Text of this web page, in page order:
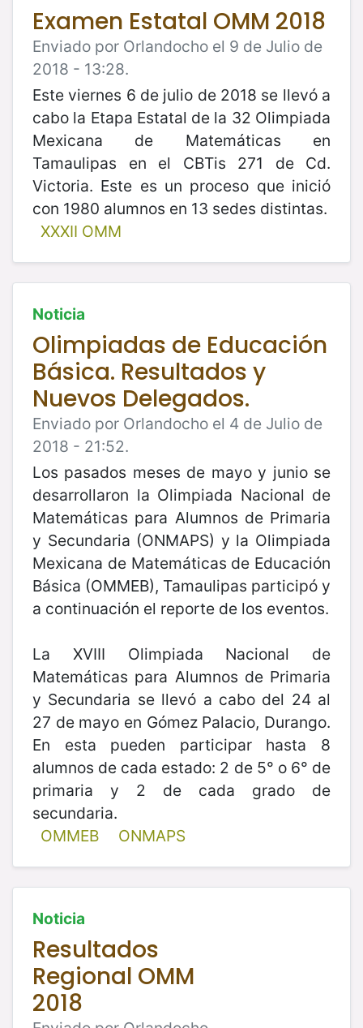
Examen Estatal OMM 2018
Enviado por Orlandocho el 9 de Julio de
2018 - 13:28.
Este viernes 6 de julio de 2018 se llevó a
cabo la Etapa Estatal de la 32 Olimpiada
Mexicana de Matemáticas en
Tamaulipas en el CBTis 271 de Cd.
Victoria. Este es un proceso que inició
con 1980 alumnos en 13 sedes distintas.
XXXII OMM
Noticia
Olimpiadas de Educación
Básica. Resultados y
Nuevos Delegados.
Enviado por Orlandocho el 4 de Julio de
2018 - 21:52.
Los pasados meses de mayo y junio se
desarrollaron la Olimpiada Nacional de
Matemáticas para Alumnos de Primaria
y Secundaria (ONMAPS) y la Olimpiada
Mexicana de Matemáticas de Educación
Básica (OMMEB), Tamaulipas participó y
a continuación el reporte de los eventos.
La XVIII Olimpiada Nacional de
Matemáticas para Alumnos de Primaria
y Secundaria se llevó a cabo del 24 al
27 de mayo en Gómez Palacio, Durango.
En esta pueden participar hasta 8
alumnos de cada estado: 2 de 5° o 6° de
primaria y 2 de cada grado de
secundaria.
OMMEB
ONMAPS
Noticia
Resultados
Regional OMM
2018